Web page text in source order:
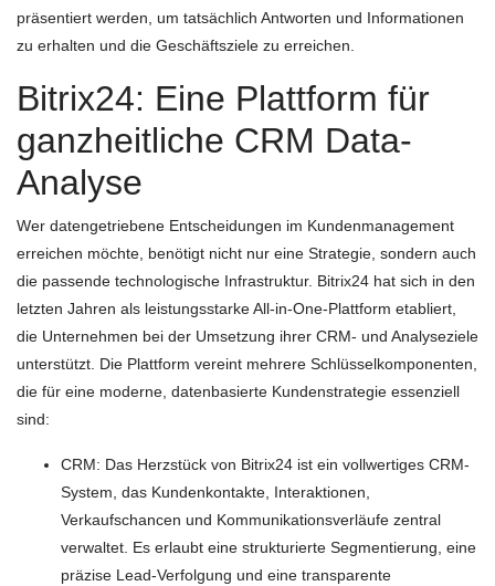
präsentiert werden, um tatsächlich Antworten und Informationen
zu erhalten und die Geschäftsziele zu erreichen.
Bitrix24: Eine Plattform für
ganzheitliche CRM Data-
Analyse
Wer datengetriebene Entscheidungen im Kundenmanagement
erreichen möchte, benötigt nicht nur eine Strategie, sondern auch
die passende technologische Infrastruktur. Bitrix24 hat sich in den
letzten Jahren als leistungsstarke All-in-One-Plattform etabliert,
die Unternehmen bei der Umsetzung ihrer CRM- und Analyseziele
unterstützt. Die Plattform vereint mehrere Schlüsselkomponenten,
die für eine moderne, datenbasierte Kundenstrategie essenziell
sind:
CRM: Das Herzstück von Bitrix24 ist ein vollwertiges CRM-
System, das Kundenkontakte, Interaktionen,
Verkaufschancen und Kommunikationsverläufe zentral
verwaltet. Es erlaubt eine strukturierte Segmentierung, eine
präzise Lead-Verfolgung und eine transparente